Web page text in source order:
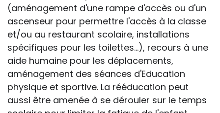
(aménagement d'une rampe d'accès ou d'un
ascenseur pour permettre l'accès à la classe
et/ou au restaurant scolaire, installations
spécifiques pour les toilettes...), recours à une
aide humaine pour les déplacements,
aménagement des séances d'Education
physique et sportive. La rééducation peut
aussi être amenée à se dérouler sur le temps